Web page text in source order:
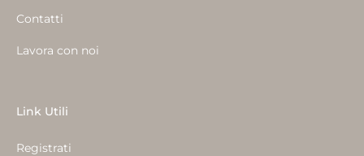
Contatti
Lavora con noi
Link Utili
Registrati